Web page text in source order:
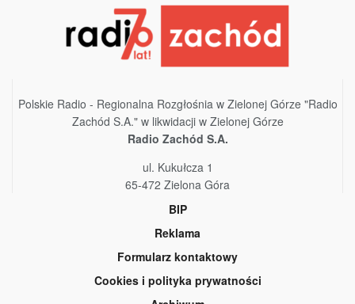
Polskie Radio - Regionalna Rozgłośnia w Zielonej Górze "Radio
Zachód S.A." w likwidacji w Zielonej Górze
Radio Zachód S.A.
ul. Kukułcza 1
65-472 Zielona Góra
BIP
Reklama
Formularz kontaktowy
Cookies i polityka prywatności